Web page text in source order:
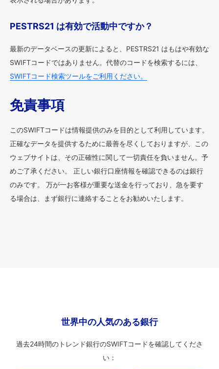
PESTRS21 は有効で活動中ですか？
最新のデータベースの更新によると、PESTRS21 はもはや有効な
SWIFTコードではありません。代替のコードを検索するには、
SWIFTコード検索ツールをご利用ください。
免責事項
このSWIFTコードは情報提供のみを目的として利用しています。
正確なデータを提供するために最善を尽くしておりますが、この
ウェブサイトは、その正確性に関して一切責任を負いません。予
めご了承ください。 正しい銀行口座情報を確認できるのは銀行
のみです。 万が一お客様が重要な送金を行っており、急を要す
る場合は、まず銀行に連絡することをお勧めいたします。
世界中の人気のある銀行
過去24時間のトレンド銀行のSWIFTコードを確認してくださ
い：